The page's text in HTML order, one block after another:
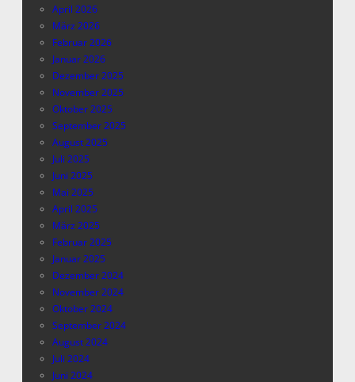
April 2026
März 2026
Februar 2026
Januar 2026
Dezember 2025
November 2025
Oktober 2025
September 2025
August 2025
Juli 2025
Juni 2025
Mai 2025
April 2025
März 2025
Februar 2025
Januar 2025
Dezember 2024
November 2024
Oktober 2024
September 2024
August 2024
Juli 2024
Juni 2024